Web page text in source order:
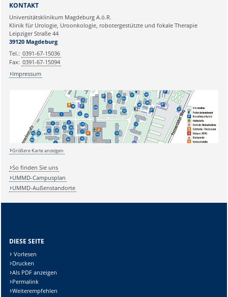
Ihre E-Mailadresse:
Ihr Anliegen:
Lösung:
KONTAKT
Universitätsklinikum Magdeburg A.ö.R.
Klinik für Urologie, Uroonkologie, robotergestützte und fokale Therapie
Leipziger Straße 44
39120 Magdeburg
Tel.: 0391-67-15036
Fax: 0391-67-15094
Impressum
Größere Karte anzeigen
So finden Sie uns
UMMD-Campusplan
UMMD-Außenstandorte
DIESE SEITE
Vorlesen
Drucken
Als PDF anzeigen
Permalink
Weiterempfehlen